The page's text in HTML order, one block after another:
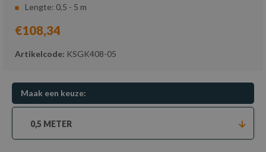
Lengte: 0,5 - 5 m
€108,34
Artikelcode: KSGK408-05
Maak een keuze:
0,5 METER